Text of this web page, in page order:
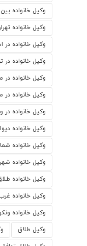
وکیل خانواده بین
وکیل خانواده
وکیل خانواده در
وکیل خانواده در
وکیل خانواده در
وکیل خانواده در
وکیل خانواده در
وکیل خانواده
وکیل خانواده
وکیل خانواده
وکیل خانواده
وکیل خانواده
وکیل خانواده
وکیل طلاق